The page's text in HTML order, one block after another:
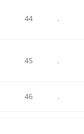
44 .
45 .
46 .